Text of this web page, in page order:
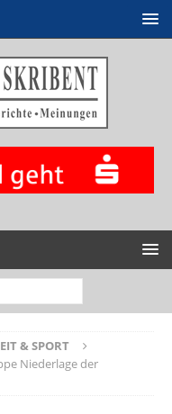
& SPORT
Niederlage der